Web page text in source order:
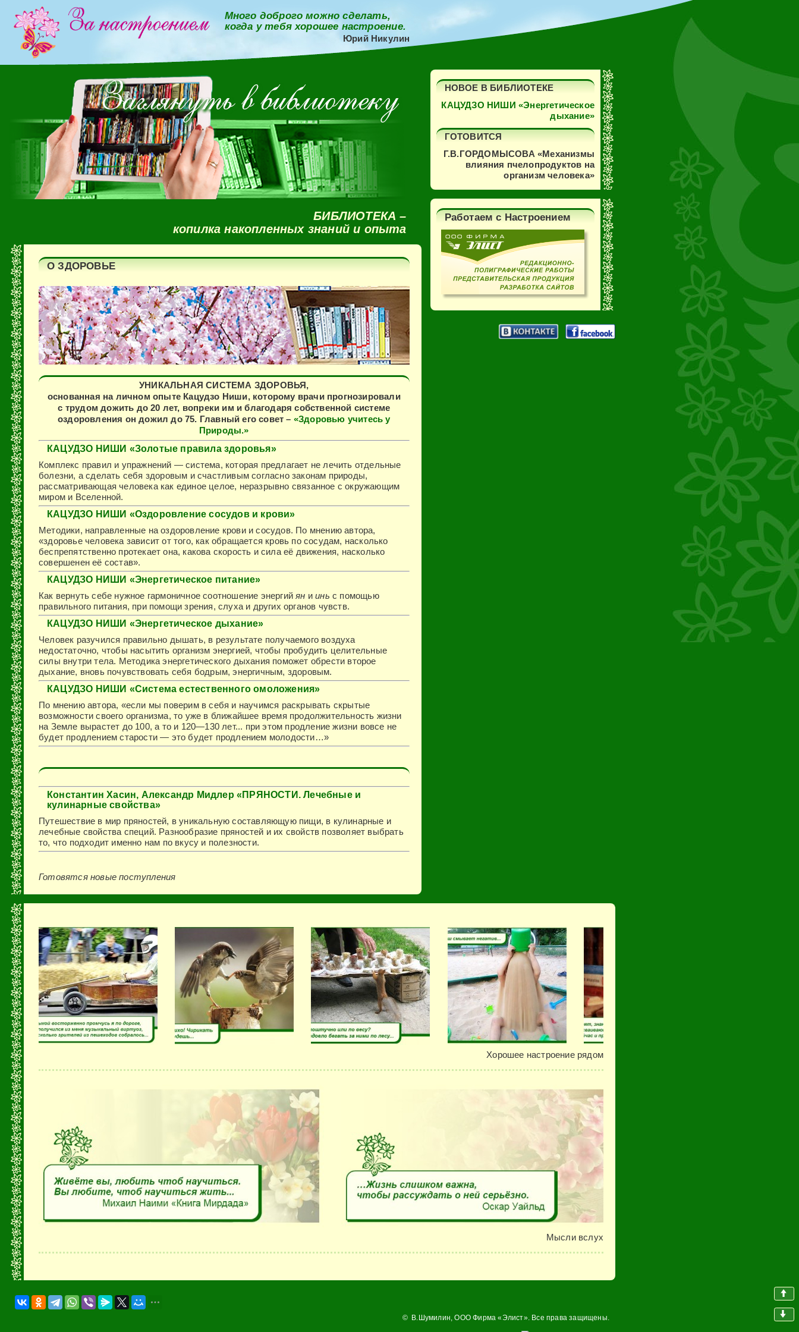
Много доброго можно сделать,
когда у тебя хорошее настроение.
Юрий Никулин
БИБЛИОТЕКА –
копилка накопленных знаний и опыта
О ЗДОРОВЬЕ
УНИКАЛЬНАЯ СИСТЕМА ЗДОРОВЬЯ,
основанная на личном опыте Кацудзо Ниши, которому врачи прогнозировали
с трудом дожить до 20 лет, вопреки им и благодаря собственной системе
оздоровления он дожил до 75. Главный его совет – «Здоровью учитесь у
Природы.»
КАЦУДЗО НИШИ «Золотые правила здоровья»
Комплекс правил и упражнений — система, которая предлагает не лечить отдельные
болезни, а сделать себя здоровым и счастливым согласно законам природы,
рассматривающая человека как единое целое, неразрывно связанное с окружающим
миром и Вселенной.
КАЦУДЗО НИШИ «Оздоровление сосудов и крови»
Методики, направленные на оздоровление крови и сосудов. По мнению автора,
«здоровье человека зависит от того, как обращается кровь по сосудам, насколько
беспрепятственно протекает она, какова скорость и сила её движения, насколько
совершенен её состав».
КАЦУДЗО НИШИ «Энергетическое питание»
Как вернуть себе нужное гармоничное соотношение энергийян иинь с помощью
правильного питания, при помощи зрения, слуха и других органов чувств.
КАЦУДЗО НИШИ «Энергетическое дыхание»
Человек разучился правильно дышать, в результате получаемого воздуха
недостаточно, чтобы насытить организм энергией, чтобы пробудить целительные
силы внутри тела. Методика энергетического дыхания поможет обрести второе
дыхание, вновь почувствовать себя бодрым, энергичным, здоровым.
КАЦУДЗО НИШИ «Система естественного омоложения»
По мнению автора, «если мы поверим в себя и научимся раскрывать скрытые
возможности своего организма, то уже в ближайшее время продолжительность жизни
на Земле вырастет до 100, а то и 120—130 лет... при этом продление жизни вовсе не
будет продлением старости — это будет продлением молодости…»
Константин Хасин, Александр Мидлер «ПРЯНОСТИ. Лечебные и
кулинарные свойства»
Путешествие в мир пря­ностей, в уникальную составляющую пищи, в кулинарные и
лечебные свойства специй. Разнообразие пря­ностей и их свойств позволяет выбрать
то, что подхо­дит именно нам по вкусу и полезности.
Готовятся новые поступления
НОВОЕ В БИБЛИОТЕКЕ
КАЦУДЗО НИШИ «Энергетическое
дыхание»
ГОТОВИТСЯ
Г.В.ГОРДОМЫСОВА «Механизмы
влияния пчелопродуктов на
организм человека»
Работаем с Настроением
Хорошее настроение рядом
Мысли вслух
© В.Шумилин,ООО Фирма «Элист». Все права защищены.